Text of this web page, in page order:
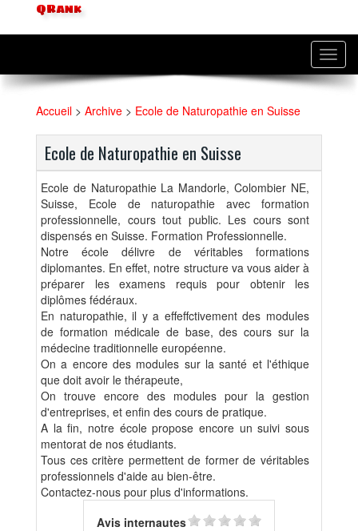
QRank
Accueil > Archive > Ecole de Naturopathie en Suisse
Ecole de Naturopathie en Suisse
Ecole de Naturopathie La Mandorle, Colombier NE,
Suisse, Ecole de naturopathie avec formation
professionnelle, cours tout public. Les cours sont
dispensés en Suisse. Formation Professionnelle.
Notre école délivre de véritables formations
diplomantes. En effet, notre structure va vous aider à
préparer les examens requis pour obtenir les
diplômes fédéraux.
En naturopathie, il y a effeffctivement des modules
de formation médicale de base, des cours sur la
médecine traditionnelle européenne.
On a encore des modules sur la santé et l'éthique
que doit avoir le thérapeute,
On trouve encore des modules pour la gestion
d'entreprises, et enfin des cours de pratique.
A la fin, notre école propose encore un suivi sous
mentorat de nos étudiants.
Tous ces critère permettent de former de véritables
professionnels d'aide au bien-être.
Contactez-nous pour plus d'informations.
Avis internautes